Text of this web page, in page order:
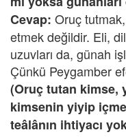
Cevap: Oruç
etmek değildir. Eli,
uzuvları da, günah
Çünkü Peygamber
(Oruç tutan kimse,
kimsenin yiyip
teâlânın ihtiyacı